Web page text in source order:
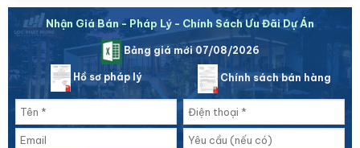
Nhận Giá Bán - Pháp Lý - Chính Sách Ưu Đãi Dự Án
Bảng giá mới 07/08/2026
Hồ sơ pháp lý Chính sách bán hàng